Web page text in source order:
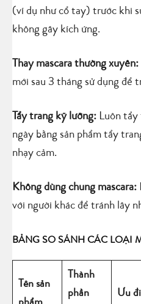
(ví dụ như cổ tay) trước khi
không gây kích ứng.
Thay mascara thường xuyên:
mới sau 3 tháng sử dụng để
Tẩy trang kỹ lưỡng: Luôn tẩy
ngày bằng sản phẩm tẩy
nhạy cảm.
Không dùng chung mascara:
với người khác để tránh lây
BẢNG SO SÁNH CÁC LOẠI
Tên sản
Thành
phần
Ưu